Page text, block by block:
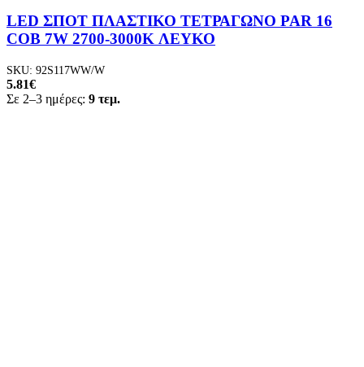
LED ΣΠΟΤ ΠΛΑΣΤΙΚΟ ΤΕΤΡΑΓΩΝΟ PAR 16
COB 7W 2700-3000K ΛΕΥΚΟ
SKU: 92S117WW/W
5.81€
Σε 2–3 ημέρες: 9 τεμ.